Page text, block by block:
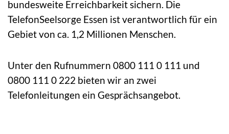
bundesweite Erreichbarkeit sichern. Die
TelefonSeelsorge Essen ist verantwortlich für ein
Gebiet von ca. 1,2 Millionen Menschen.
Unter den Rufnummern 0800 111 0 111 und
0800 111 0 222 bieten wir an zwei
Telefonleitungen ein Gesprächsangebot.